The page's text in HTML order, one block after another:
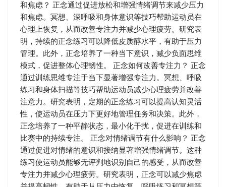
和焦虑？ 正念通过促进放松和增强情绪调节来减少压力
和焦虑。冥想、深呼吸和身体意识等技巧帮助运动员在
心理上恢复，从而改善专注力并减少心理疲劳。研究表
明，持续的正念练习可以降低皮质醇水平，有助于压力
管理。此外，正念培养了一种当下意识，减少负面思维
模式，促进整体心理韧性。 正念如何改善专注力？ 正念
通过训练思维专注于当下显著增强专注力。冥想、呼吸
练习和身体扫描等技巧帮助运动员减少心理疲劳并改善
注意力。研究表明，定期的正念练习可以提高认知灵活
性，使运动员在压力下更好地管理任务和决策。此外，
正念培养了一种平静状态，最小化干扰，促进在训练和
比赛中的持续专注。 正念对情绪调节有什么影响？ 正念
通过促进对情绪的意识和接纳显著增强情绪调节。这种
练习使运动员能够无评判地识别自己的感受，从而改善
专注力并减少心理疲劳。研究表明，正念可以减少焦虑